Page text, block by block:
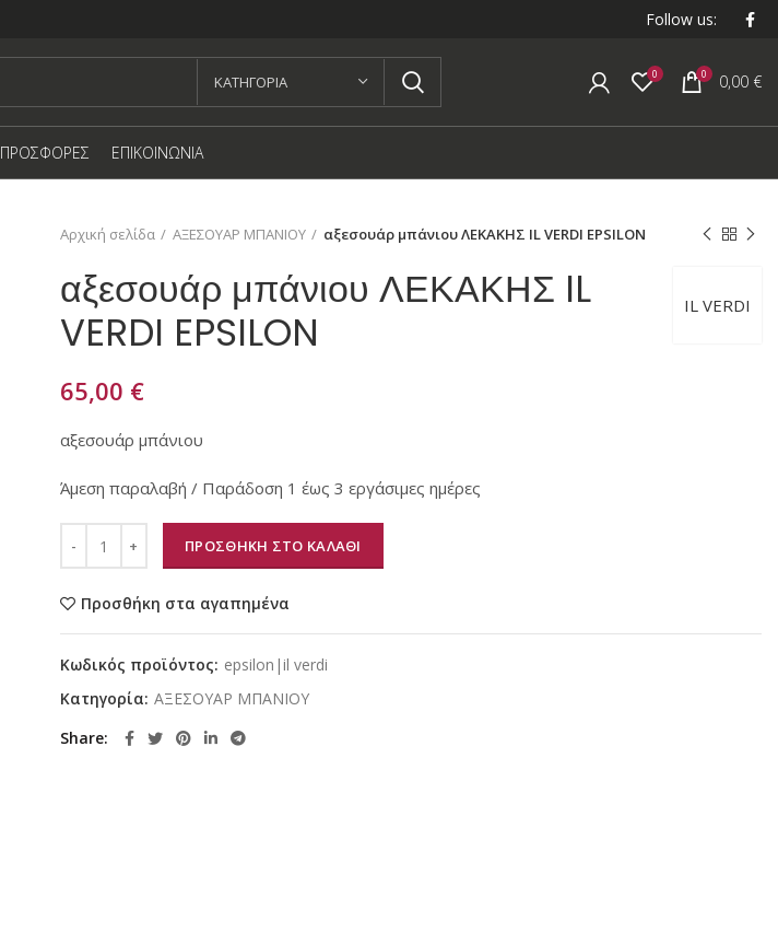
Follow us:
KΑΤΗΓΟΡΙΑ 0 0 0,00 €
ΠΡΟΣΦΟΡΕΣ ΕΠΙΚΟΙΝΩΝΙΑ
Αρχική σελίδα ΑΞΕΣΟΥΑΡ ΜΠΑΝΙΟΥ αξεσουάρ μπάνιου ΛΕΚΑΚΗΣ IL VERDI EPSILON
IL VERDI
αξεσουάρ μπάνιου ΛΕΚΑΚΗΣ IL
VERDI EPSILON
65,00 €
αξεσουάρ μπάνιου
Άμεση παραλαβή / Παράδοση 1 έως 3 εργάσιμες ημέρες
ΠΡΟΣΘΗΚΗ ΣΤΟ ΚΑΛΑΘΙ
Προσθήκη στα αγαπημένα
Κωδικός προϊόντος: epsilon|il verdi
Κατηγορία: ΑΞΕΣΟΥΑΡ ΜΠΑΝΙΟΥ
Share